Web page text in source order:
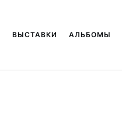
ВЫСТАВКИ АЛЬБОМЫ